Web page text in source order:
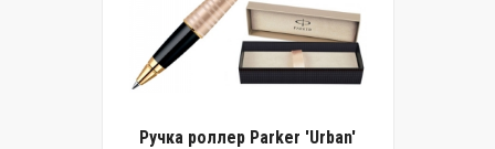
Ручка роллер Parker 'Urban'